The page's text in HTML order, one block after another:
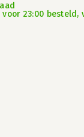
voor 23:00